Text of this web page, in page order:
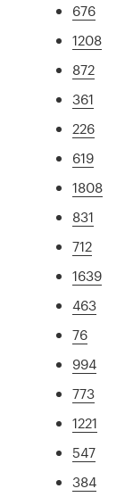
676
1208
872
361
226
619
1808
831
712
1639
463
76
994
773
1221
547
384